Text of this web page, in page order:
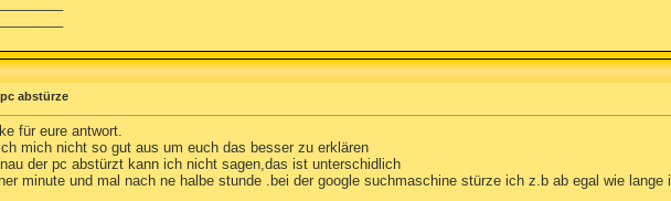
abstürze
für eure antwort.
mich nicht so gut aus um euch das besser zu erklären
der pc abstürzt kann ich nicht sagen,das ist unterschidlich
minute und mal nach ne halbe stunde .bei der google suchmaschine stürze ich z.b ab egal wie lange